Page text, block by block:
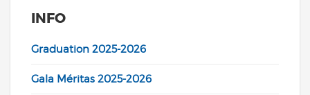
INFO
Graduation 2025-2026
Gala Méritas 2025-2026